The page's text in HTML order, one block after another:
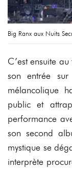
Big Ranx aux Nuits
C’est ensuite
son entrée
mélancolique
public et
performance
son second
mystique se
interprète